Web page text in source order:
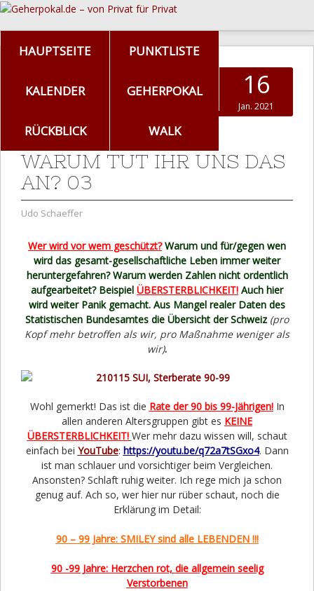
HAUPTSEITE PUNKTLISTE
KALENDER GEHERPOKAL
RÜCKBLICK WALK
16
Jan. 2021
WARUM TUT IHR UNS DAS
AN? 03
Udo Schaeffer
Wer wird vor wem geschützt?Warum und für/gegen wen
wird das gesamt-gesellschaftliche Leben immer weiter
heruntergefahren? Warum werden Zahlen nicht ordentlich
aufgearbeitet? Beispiel ÜBERSTERBLICHKEIT! Auch hier
wird weiter Panik gemacht. Aus Mangel realer Daten des
Statistischen Bundesamtes die Übersicht der Schweiz (pro
Kopf mehr betroffen als wir, pro Maßnahme weniger als
wir).
Wohl gemerkt! Das ist die Rate der 90 bis 99-Jährigen!In
allen anderen Altersgruppen gibt es KEINE
ÜBERSTERBLICHKEIT! Wer mehr dazu wissen will, schaut
einfach bei YouTube: https://youtu.be/q72a7tSGxo4. Dann
ist man schlauer und vorsichtiger beim Vergleichen.
Ansonsten? Schlaft ruhig weiter. Ich rege mich ja schon
genug auf. Ach so, wer hier nur rüber schaut, noch die
Erklärung im Detail:
90 – 99 Jahre: SMILEY sind alle LEBENDEN !!!
90 -99 Jahre: Herzchen rot, die allgemein seelig
Verstorbenen